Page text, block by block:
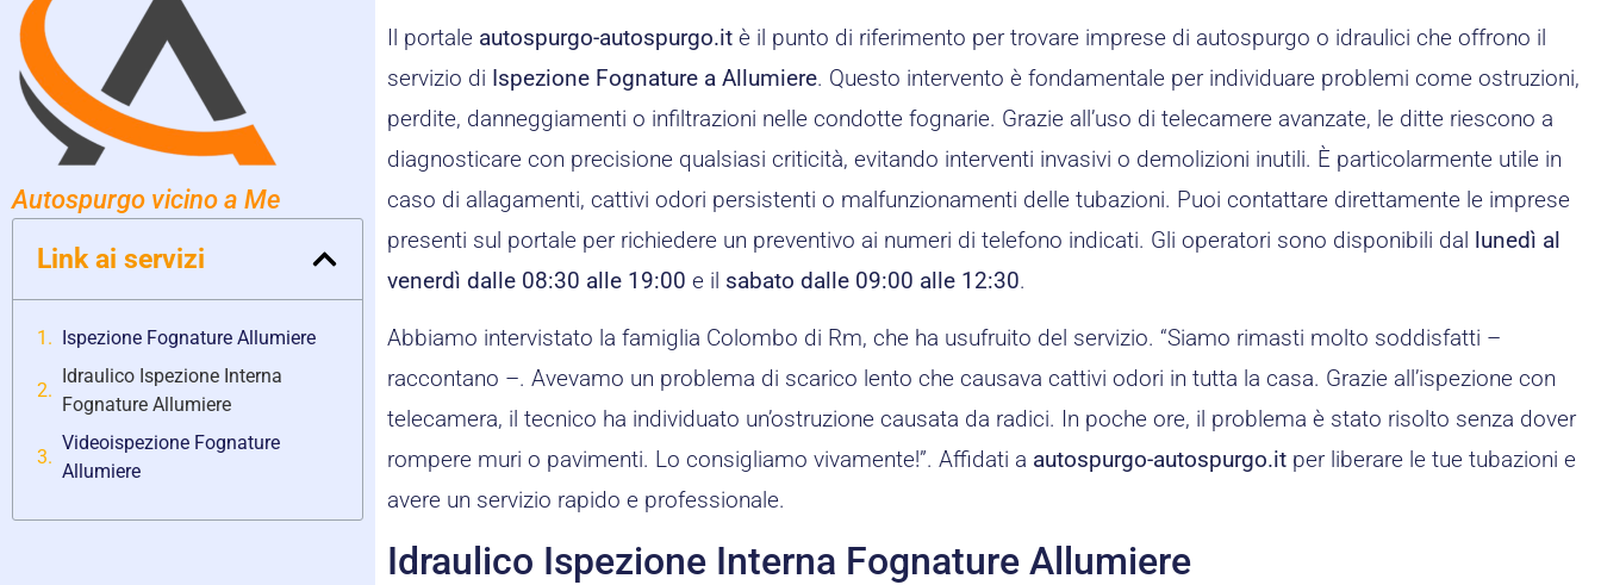
Autospurgo vicino a Me
Link ai servizi
Ispezione Fognature Allumiere
Idraulico Ispezione Interna
Fognature Allumiere
Videoispezione Fognature
Allumiere
Il portale autospurgo-autospurgo.it è il punto di riferimento per trovare imprese di autospurgo o idraulici che offrono il
servizio di Ispezione Fognature a Allumiere. Questo intervento è fondamentale per individuare problemi come ostruzioni,
perdite, danneggiamenti o infiltrazioni nelle condotte fognarie. Grazie all’uso di telecamere avanzate, le ditte riescono a
diagnosticare con precisione qualsiasi criticità, evitando interventi invasivi o demolizioni inutili. È particolarmente utile in
caso di allagamenti, cattivi odori persistenti o malfunzionamenti delle tubazioni. Puoi contattare direttamente le imprese
presenti sul portale per richiedere un preventivo ai numeri di telefono indicati. Gli operatori sono disponibili dal lunedì al
venerdì dalle 08:30 alle 19:00 e il sabato dalle 09:00 alle 12:30.
Abbiamo intervistato la famiglia Colombo di Rm, che ha usufruito del servizio. “Siamo rimasti molto soddisfatti –
raccontano –. Avevamo un problema di scarico lento che causava cattivi odori in tutta la casa. Grazie all’ispezione con
telecamera, il tecnico ha individuato un’ostruzione causata da radici. In poche ore, il problema è stato risolto senza dover
rompere muri o pavimenti. Lo consigliamo vivamente!”. Affidati a autospurgo-autospurgo.it per liberare le tue tubazioni e
avere un servizio rapido e professionale.
Idraulico Ispezione Interna Fognature Allumiere